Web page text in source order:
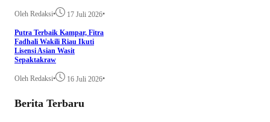
Oleh Redaksi• 17 Juli 2026•
Putra Terbaik Kampar, Fitra
Fadhali Wakili Riau Ikuti
Lisensi Asian Wasit
Sepaktakraw
Oleh Redaksi• 16 Juli 2026•
Berita Terbaru